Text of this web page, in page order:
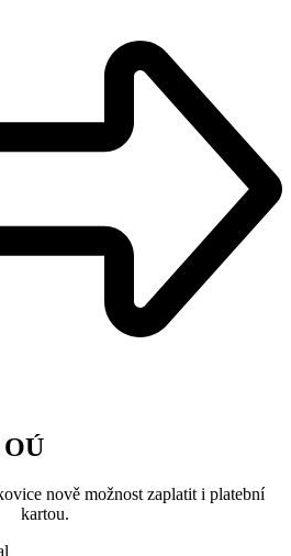
nově možnost zaplatit i platební
kartou.